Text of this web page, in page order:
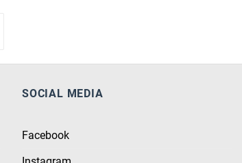
SOCIAL MEDIA
Facebook